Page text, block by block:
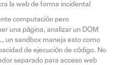
la web de forma incidental
computación pero
una página, analizar un DOM
un sandbox maneja esto como
de ejecución de código. No
separado para acceso web